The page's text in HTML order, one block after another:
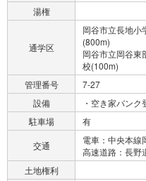
湯権
通学区
岡谷市立長地小
(800m)
岡谷市立岡谷東
校(100m)
管理番号 7-27
設備
・空き家バンク
駐車場
有
交通
電車：中央本
高速道路：長
土地権利